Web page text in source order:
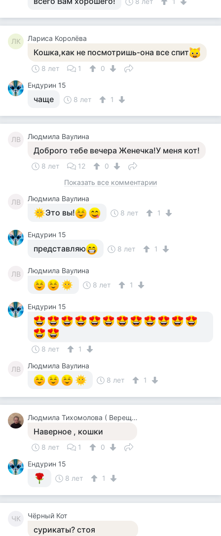
ЛК Лариса Королёва
Кошка,как не посмотришь-она все спит
8 лет 1
0
Ендурин 15
чаще 8 лет 1
ЛВ Людмила Ваулина
Доброго тебе вечера Женечка!У меня кот!
8 лет 12
0
Показать все комментарии
ЛВ Людмила Ваулина
Это вы! 8 лет 1
Ендурин 15
представляю 8 лет 1
ЛВ
Людмила Ваулина
8 лет
1
Ендурин 15
8 лет 1
ЛВ
Людмила Ваулина
8 лет
1
Людмила Тихомолова ( Верещагина )
Наверное , кошки
8 лет 1
0
Ендурин 15
8 лет
1
ЧК Чёрный Кот
сурикаты? стоя